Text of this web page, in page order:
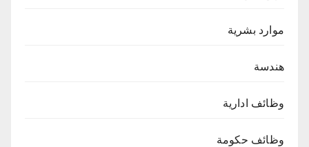
موارد بشرية
هندسة
وظائف ادارية
وظائف حكومة